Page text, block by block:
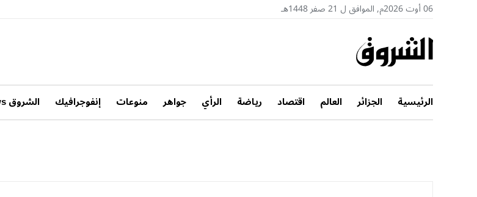
06 أوت 2026م, الموافق ل 21 صفر 1448هـ
الرئيسية الجزائر العالم اقتصاد رياضة الرأي جواهر منوعات إنفوجرافيك الشروق News